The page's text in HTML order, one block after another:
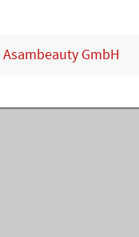
Asambeauty GmbH